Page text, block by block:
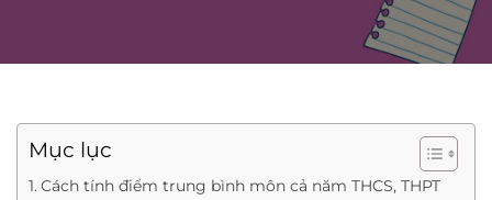
Mục lục
Cách tính điểm trung bình môn cả năm THCS, THPT